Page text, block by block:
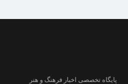
پایگاه تخصصی اخبار فرهنگ و هنر